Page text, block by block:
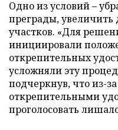
Одно из условий –
преграды, увеличить
участков. «Для
инициировали
открепительных
усложняли эту
подчеркнув, что из-
открепительными
проголосовать